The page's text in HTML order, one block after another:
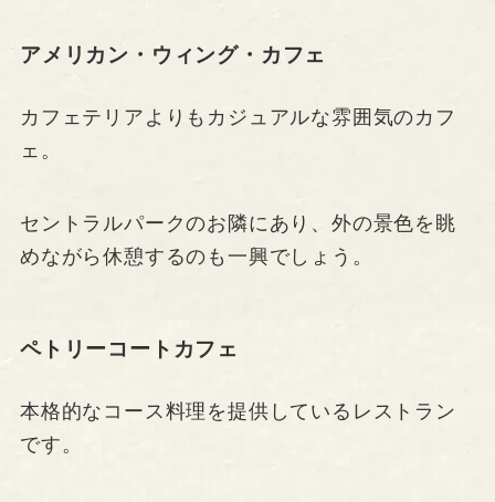
アメリカン・ウィング・カフェ
カフェテリアよりもカジュアルな雰囲気のカフ
ェ。
セントラルパークのお隣にあり、外の景色を眺
めながら休憩するのも一興でしょう。
ペトリーコートカフェ
本格的なコース料理を提供しているレストラン
です。